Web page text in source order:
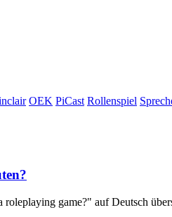
OEK PiCast Rollenspiel
game?" auf Deutsch